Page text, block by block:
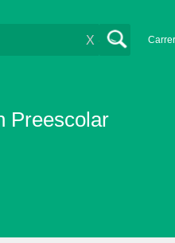
X
Preescolar